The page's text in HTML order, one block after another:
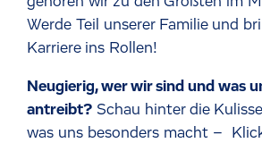
Werde Teil unserer Familie und
Karriere ins Rollen!
Neugierig, wer wir sind und was
antreibt? Schau hinter die
was uns besonders macht –